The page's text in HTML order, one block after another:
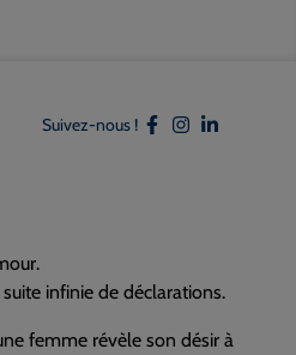
Suivez-nous !
infinie de déclarations.
femme révèle son désir à